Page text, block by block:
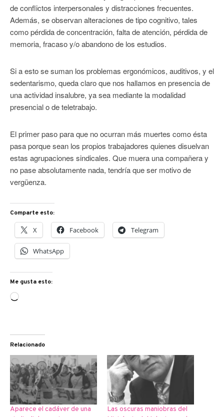
de conflictos interpersonales y distracciones frecuentes.
Además, se observan alteraciones de tipo cognitivo, tales
como pérdida de concentración, falta de atención, pérdida de
memoria, fracaso y/o abandono de los estudios.
Si a esto se suman los problemas ergonómicos, auditivos, y el
sedentarismo, queda claro que nos hallamos en presencia de
una actividad insalubre, ya sea mediante la modalidad
presencial o de teletrabajo.
El primer paso para que no ocurran más muertes como ésta
pasa porque sean los propios trabajadores quienes disuelvan
estas agrupaciones sindicales. Que muera una compañera y
no pase absolutamente nada, tendría que ser motivo de
vergüenza.
Comparte esto:
X Facebook Telegram
WhatsApp
Me gusta esto:
Cargando...
Relacionado
Aparece el cadáver de una
Las oscuras maniobras del